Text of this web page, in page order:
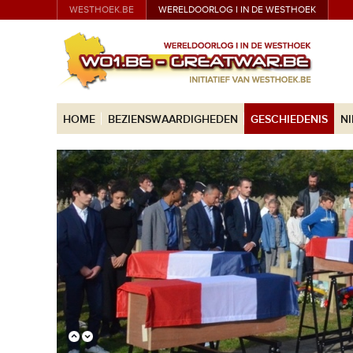
WESTHOEK.BE WERELDOORLOG I IN DE WESTHOEK
HOME BEZIENSWAARDIGHEDEN GESCHIEDENIS